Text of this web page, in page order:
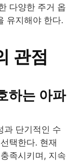
다양한 주거 옵
유지해야 한다.
관점
하는 아파
과 단기적인 수
택한다. 현재
족시키며, 지속